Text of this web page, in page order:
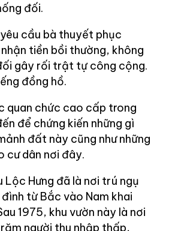
đối.
cầu bà thuyết phục
tiền bồi thường, không
gây rối trật tự công cộng.
đồng hồ.
quan chức cao cấp trong
để chứng kiến những gì
đất này cũng như những
cư dân nơi đây.
Lộc Hưng đã là nơi trú ngụ
từ Bắc vào Nam khai
1975, khu vườn này là nơi
người thu nhập thấp,